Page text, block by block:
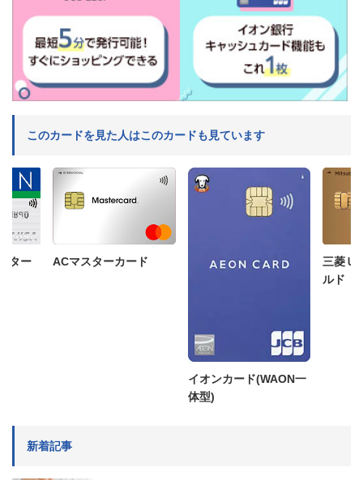
このカードを見た人はこのカードも見ています
ター ACマスターカード
イオンカード(WAON一
体型)
三菱Ｕ
ルド
新着記事